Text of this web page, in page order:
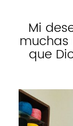
Mi
que